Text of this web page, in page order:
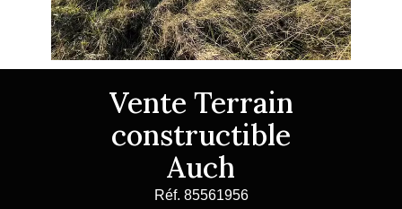
Vente Terrain
constructible
Auch
Réf. 85561956